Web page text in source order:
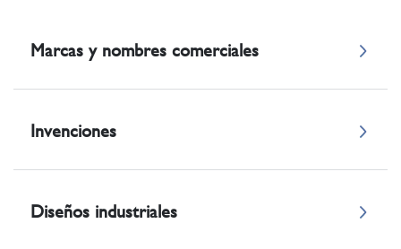
Marcas y nombres comerciales
Invenciones
Diseños industriales